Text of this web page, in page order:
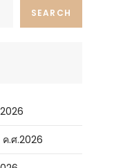
SEARCH
.ศ.2026